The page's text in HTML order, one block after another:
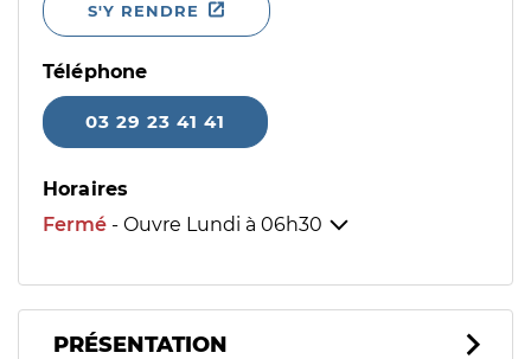
S'Y RENDRE
Téléphone
03 29 23 41 41
Horaires
Fermé - Ouvre Lundi à 06h30
PRÉSENTATION